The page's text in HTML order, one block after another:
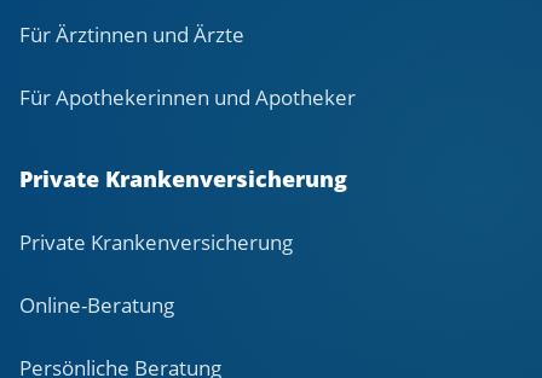
Für Ärztinnen und Ärzte
Für Apothekerinnen und Apotheker
Private Krankenversicherung
Private Krankenversicherung
Online-Beratung
Persönliche Beratung